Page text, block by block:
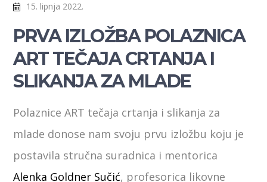
15. lipnja 2022.
PRVA IZLOŽBA POLAZNICA
ART TEČAJA CRTANJA I
SLIKANJA ZA MLADE
Polaznice ART tečaja crtanja i slikanja za
mlade donose nam svoju prvu izložbu koju je
postavila stručna suradnica i mentorica
Alenka Goldner Sučić, profesorica likovne